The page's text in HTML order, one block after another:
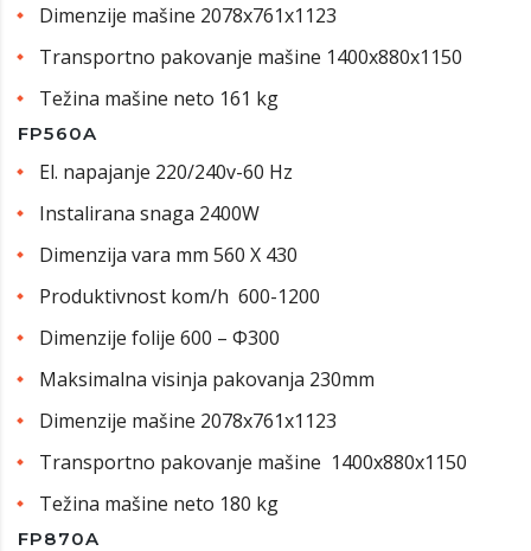
Dimenzije mašine 2078x761x1123
Transportno pakovanje mašine 1400x880x1150
Težina mašine neto 161 kg
FP560A
El. napajanje 220/240v-60 Hz
Instalirana snaga 2400W
Dimenzija vara mm 560 X 430
Produktivnost kom/h 600-1200
Dimenzije folije 600 – Φ300
Maksimalna visinja pakovanja 230mm
Dimenzije mašine 2078x761x1123
Transportno pakovanje mašine 1400x880x1150
Težina mašine neto 180 kg
FP870A